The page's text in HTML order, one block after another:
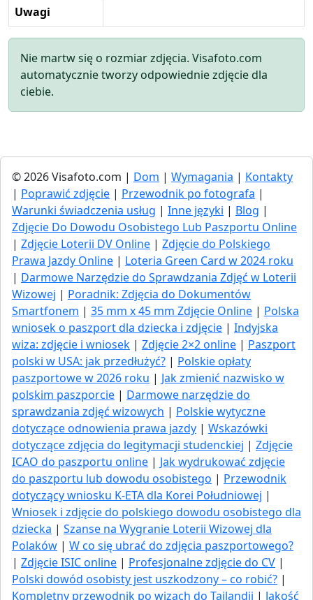
Uwagi
Nie martw się o rozmiar zdjęcia. Visafoto.com
automatycznie tworzy odpowiednie zdjęcie dla
ciebie.
© 2026 Visafoto.com | Dom | Wymagania | Kontakty
| Poprawić zdjęcie | Przewodnik po fotografa |
Warunki świadczenia usług | Inne języki | Blog |
Zdjęcie Do Dowodu Osobistego Lub Paszportu Online
| Zdjęcie Loterii DV Online | Zdjęcie do Polskiego
Prawa Jazdy Online | Loteria Green Card w 2024 roku
| Darmowe Narzędzie do Sprawdzania Zdjęć w Loterii
Wizowej | Poradnik: Zdjęcia do Dokumentów
Smartfonem | 35 mm x 45 mm Zdjęcie Online | Polska
wniosek o paszport dla dziecka i zdjęcie | Indyjska
wiza: zdjęcie i wniosek | Zdjęcie 2×2 online | Paszport
polski w USA: jak przedłużyć​? | Polskie opłaty
paszportowe w 2026 roku | Jak zmienić nazwisko w
polskim paszporcie | Darmowe narzędzie do
sprawdzania zdjęć wizowych | Polskie wytyczne
dotyczące odnowienia prawa jazdy | Wskazówki
dotyczące zdjęcia do legitymacji studenckiej | Zdjęcie
ICAO do paszportu online | Jak wydrukować zdjęcie
do paszportu lub dowodu osobistego | Przewodnik
dotyczący wniosku K-ETA dla Korei Południowej |
Wniosek i zdjęcie do polskiego dowodu osobistego dla
dziecka | Szanse na Wygranie Loterii Wizowej dla
Polaków | W co się ubrać do zdjęcia paszportowego?
| Zdjęcie ISIC online | Profesjonalne zdjęcie do CV |
Polski dowód osobisty jest uszkodzony – co robić? |
Kompletny przewodnik po wizach do Tajlandii | Jakość